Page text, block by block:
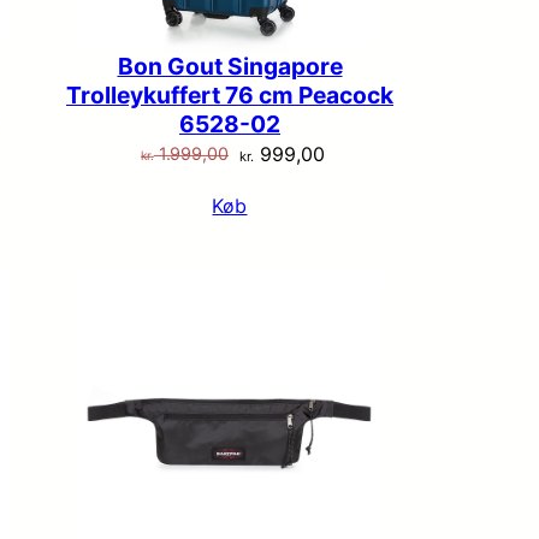
Bon Gout Singapore
Trolleykuffert 76 cm Peacock
6528-02
kr.1.999,00 Den
pris
kr.999,00Den
Køb